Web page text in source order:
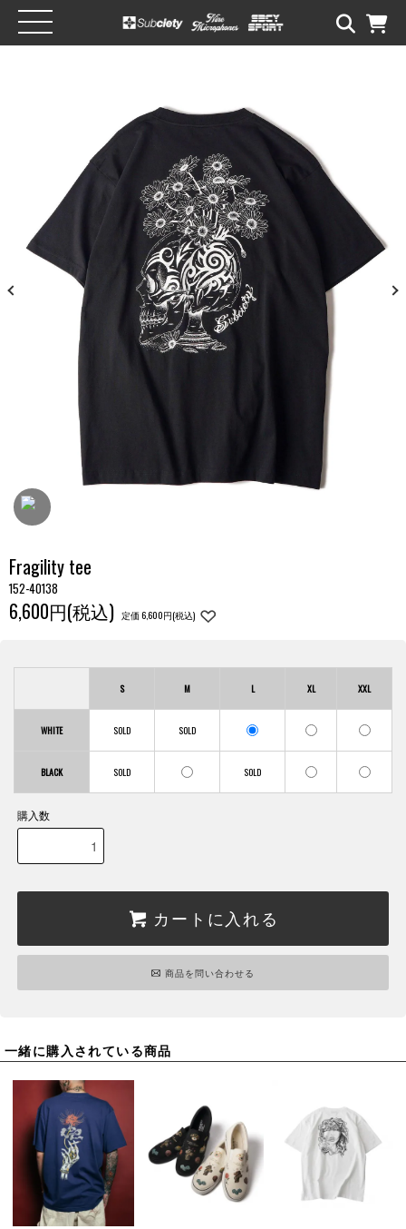
Fragility tee
152-40138
6,600円(税込) 定価 6,600円(税込)
S M L XL XXL
WHITE
BLACK
購入数
カートに入れる
商品を問い合わせる
一緒に購入されている商品